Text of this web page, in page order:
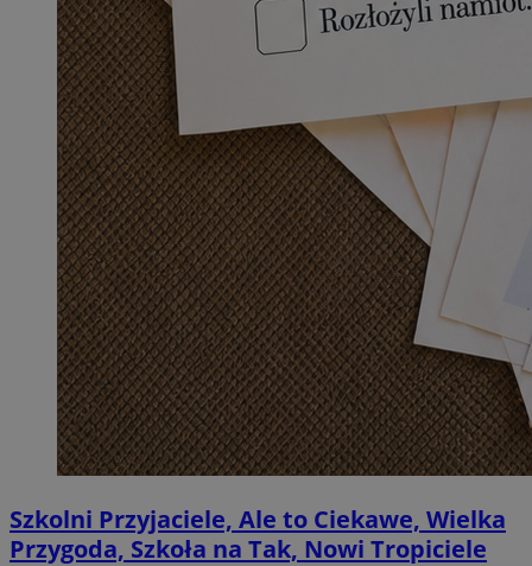
Szkolni Przyjaciele, Ale to Ciekawe, Wielka
Przygoda, Szkoła na Tak, Nowi Tropiciele